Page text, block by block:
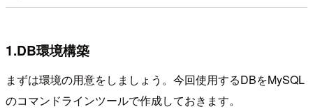
1.DB環境構築
まずは環境の用意をしましょう。今回使用するDBをMySQL
のコマンドラインツールで作成しておきます。